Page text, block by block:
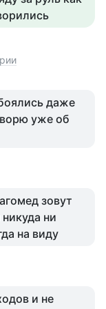
даже
уже об
зовут
ни
на виду
и не